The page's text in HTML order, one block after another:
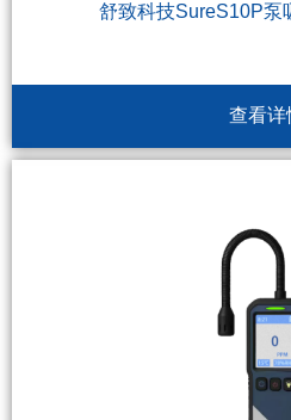
舒致科技SureS10P泵
查看详